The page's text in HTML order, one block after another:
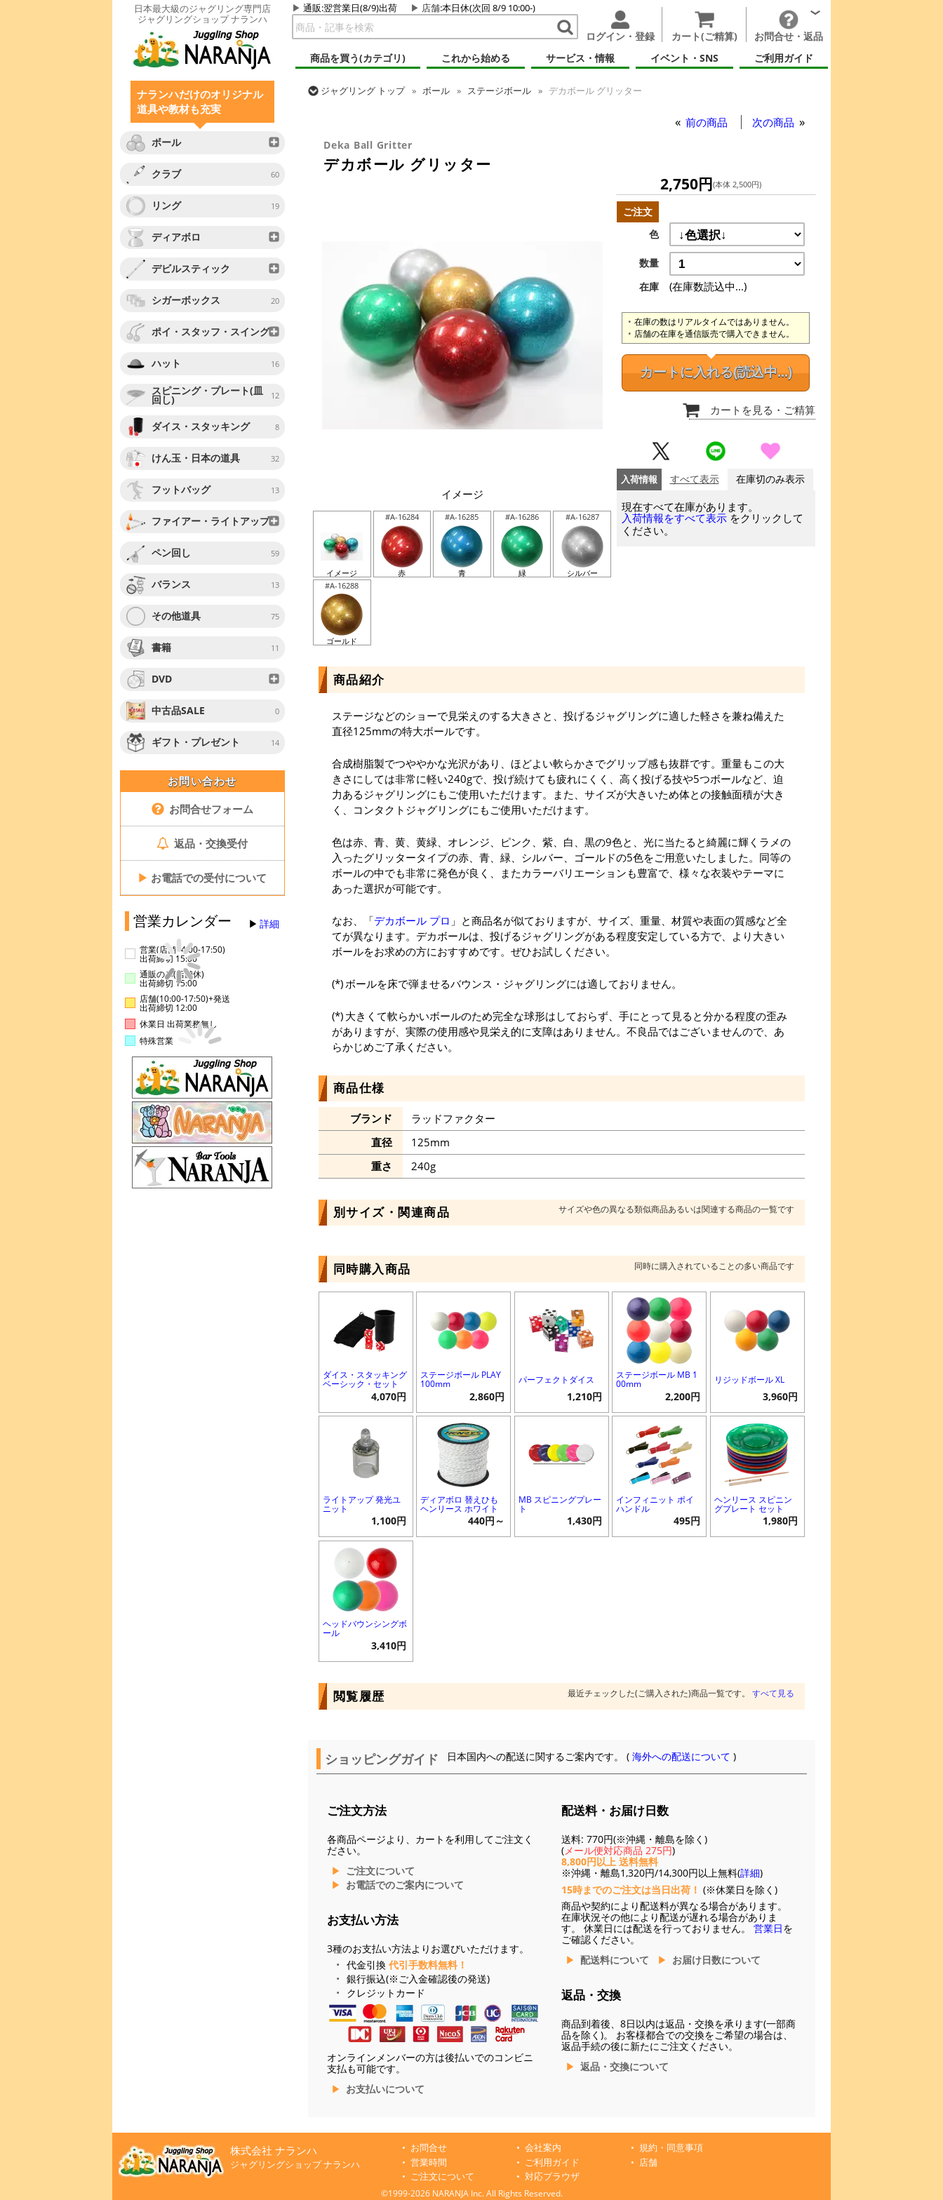
日本最大級のジャグリング専門店
ジャグリングショップ ナランハ
通販:翌営業日(8/9)出荷 店舗:本日休(次回 8/9 10:00-)
ログイン・登録 カート(ご精算)
お問合せ・返品
商品を買う(カテゴリ)
これから始める サービス・情報 イベント・SNS ご利用ガイド
ナランハだけのオリジナル
道具や教材も充実
ボール
クラブ 60
リング 19
ディアボロ
デビルスティック
シガーボックス 20
ポイ・スタッフ・スイング
ハット 16
スピニング・プレート(皿
回し) 12
ダイス・スタッキング 8
けん玉・日本の道具 32
フットバッグ 13
ファイアー・ライトアップ
ペン回し 59
バランス 13
その他道具 75
書籍 11
DVD
中古品SALE 0
ギフト・プレゼント 14
お問い合わせ
お問合せフォーム
返品・交換受付
▶ お電話での受付について
営業カレンダー 詳細
営業(店舗14:00-17:50)
出荷締切 15:00
通販のみ(店舗休)
出荷締切 15:00
店舗(10:00-17:50)+発送
出荷締切 12:00
休業日 出荷業務無し
特殊営業
ジャグリング トップ ボール ステージボール
デカボール グリッター
前の商品 次の商品
Deka Ball Gritter
デカボール グリッター
イメージ
イメージ
#A-16284
赤
#A-16285
青
#A-16286
緑
#A-16287
シルバー
#A-16288
ゴールド
2,750円(本体 2,500円)
ご注文
色
数量
在庫
(在庫数読込中...)
在庫の数はリアルタイムではありません。
店舗の在庫を通信販売で購入できません。
カートに入れる(読込中...)
カートを見る ・ご精算
入荷情報 すべて表示 在庫切のみ表示
現在すべて在庫があります。
入荷情報をすべて表示 をクリックして
ください。
商品紹介
ステージなどのショーで見栄えのする大きさと、投げるジャグリングに適した軽さを兼ね備えた
直径125mmの特大ボールです。
合成樹脂製でつややかな光沢があり、ほどよい軟らかさでグリップ感も抜群です。重量もこの大
きさにしては非常に軽い240gで、投げ続けても疲れにくく、高く投げる技や5つボールなど、迫
力あるジャグリングにもご使用いただけます。また、サイズが大きいため体との接触面積が大き
く、コンタクトジャグリングにもご使用いただけます。
色は赤、青、黄、黄緑、オレンジ、ピンク、紫、白、黒の9色と、光に当たると綺麗に輝くラメの
入ったグリッタータイプの赤、青、緑、シルバー、ゴールドの5色をご用意いたしました。同等の
ボールの中でも非常に発色が良く、またカラーバリエーションも豊富で、様々な衣装やテーマに
あった選択が可能です。
なお、「デカボール プロ 」と商品名が似ておりますが、サイズ、重量、材質や表面の質感など全
てが異なります。デカボールは、投げるジャグリングがある程度安定している方で、より大きい
ボールをお求めの方におすすめです。ぜひお試しください。
ボールを床で弾ませるバウンス・ジャグリングには適しておりません。
大きくて軟らかいボールのため完全な球形はしておらず、手にとって見ると分かる程度の歪み
がありますが、実際の使用感や見栄え的に支障はありません。不良品ではございませんので、あ
らかじめご了承ください。
商品仕様
ブランド
ラッドファクター
直径
125mm
重さ
240g
別サイズ・関連商品 サイズや色の異なる類似商品あるいは関連する商品の一覧です
同時購入商品 同時に購入されていることの多い商品です
ダイス・スタッキング
ベーシック・セット
4,070円
ステージボール PLAY
100mm
2,860円
パーフェクトダイス
1,210円
ステージボール MB 1
00mm
2,200円
リジッドボール XL
3,960円
ライトアップ 発光ユ
ニット
1,100円
ディアボロ 替えひも
ヘンリース ホワイト
440円～
MB スピニングプレー
ト
1,430円
インフィニット ポイ
ハンドル
495円
ヘンリース スピニン
グプレート セット
1,980円
ヘッドバウンシングボ
ール
3,410円
閲覧履歴 最近チェックした(ご購入された)商品一覧です。 すべて見る
ショッピングガイド 日本国内への配送に関するご案内です。 (海外への配送について )
ご注文方法
各商品ページより、カートを利用してご注文く
ださい。
ご注文について
お電話でのご案内について
お支払い方法
3種のお支払い方法よりお選びいただけます。
代金引換 代引手数料無料！
銀行振込(※ご入金確認後の発送)
クレジットカード
オンラインメンバーの方は後払いでのコンビニ
支払も可能です。
お支払いについて
配送料・お届け日数
送料: 770円(※沖縄・離島を除く)
(メール便対応商品 275円)
8,800円以上 送料無料
※沖縄・離島1,320円/14,300円以上無料(詳細)
15時までのご注文は当日出荷！ (※休業日を除く)
商品や契約により配送料が異なる場合があります。
在庫状況その他により配送が遅れる場合がありま
す。 休業日には配送を行っておりません。 営業日を
ご確認ください。
配送料について
お届け日数について
返品・交換
商品到着後、8日以内は返品・交換を承ります(一部商
品を除く)。 お客様都合での交換をご希望の場合は、
返品手続の後に新たにご注文ください。
返品・交換について
株式会社 ナランハ
ジャグリングショップ ナランハ
お問合せ 会社案内
規約・同意事項
営業時間
ご利用ガイド
店舗
ご注文について
対応ブラウザ
©1999-2026 NARANJA Inc. All Rights Reserved.